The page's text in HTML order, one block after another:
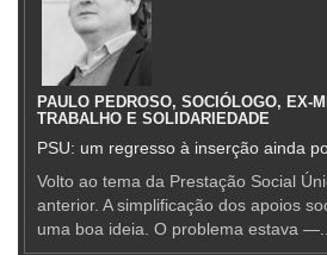
PAULO PEDROSO, SOCIÓLOGO, EX-
TRABALHO E SOLIDARIEDADE
PSU: um regresso à inserção ainda
Volto ao tema da Prestação Social
anterior. A simplificação dos apoios
uma boa ideia. O problema estava —...